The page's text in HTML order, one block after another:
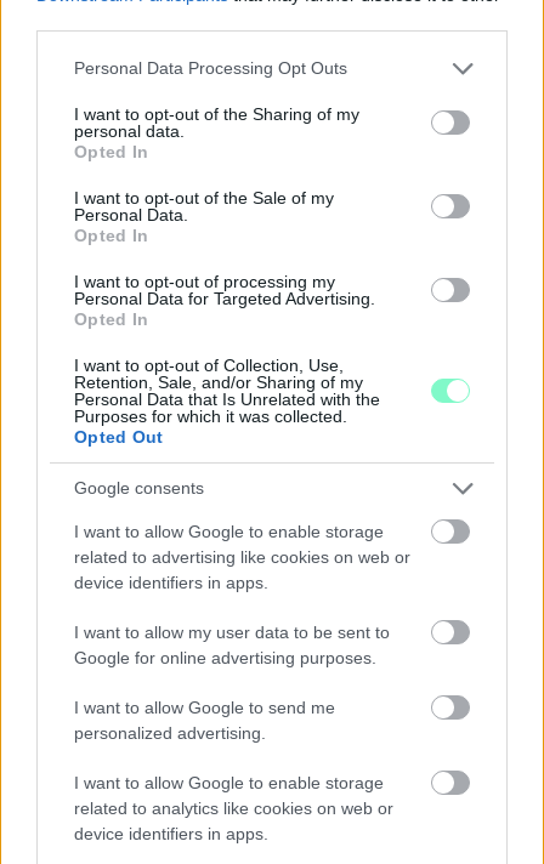
Please note that this website/app uses one or more Google
not limited to your visit or usage behaviour. You may click to
grant or deny consent to Google and its third-party tags to
use your data for below specified purposes in below Google
consent section.
Personal Data Processing Opt Outs
I want to opt-out of the Sharing of my
personal data.
Opted In
I want to opt-out of the Sale of my
Personal Data.
Opted In
I want to opt-out of processing my
Personal Data for Targeted Advertising.
Opted In
I want to opt-out of Collection, Use,
Retention, Sale, and/or Sharing of my
Personal Data that Is Unrelated with the
Purposes for which it was collected.
Opted Out
Google consents
I want to allow Google to enable storage
related to advertising like cookies on web or
device identifiers in apps.
I want to allow my user data to be sent to
Google for online advertising purposes.
I want to allow Google to send me
personalized advertising.
I want to allow Google to enable storage
related to analytics like cookies on web or
device identifiers in apps.
FÉRFIT BÁNTALMAZTAK ÉS ALÁZTAK MEG - HELYI
INFORMÁCIÓINK SZERINT A RENDŐRSÉG MÁR
A felvételen egy padon alvó férfit ütnek meg, majd arra
kényszerítik, hogy térdre ereszkedve megcsókolja egyikük
bakancsát.
1 hozzászólás
LAKOSSÁGI FÓRUMON MUTATJÁK BE A